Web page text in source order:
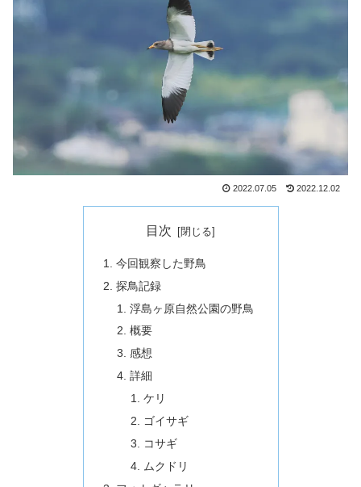
2022.07.05 2022.12.02
目次
今回観察した野鳥
探鳥記録
浮島ヶ原自然公園の野鳥
概要
感想
詳細
ケリ
ゴイサギ
コサギ
ムクドリ